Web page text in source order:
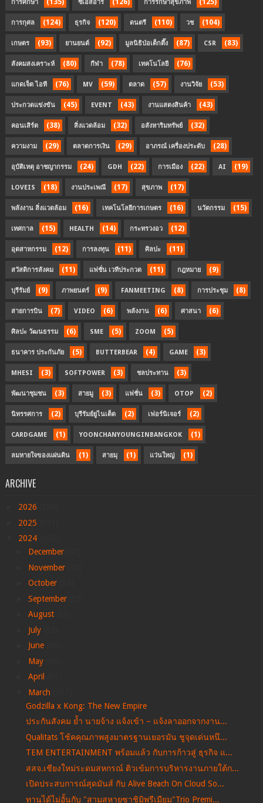
การศึกษา (135) ซีเอสอาร์ (126) การรักษาสุขภาพ (125)
การกุศล (124) ธุรกิจ (120) ดนตรี (110) วช (104)
เกษตร (93) ยานยนต์ (92) มูลนิธิป่อเต็กตึ๊ง (87) CSR (83)
สังคมสงเคราะห์ (80) กีฬา (78) เทคโนโลยี (76)
แกดเจ็ต ไอที (76) MV (59) ตลาด (57) งานวิจัย (53)
ประกวดแข่งขัน (45) EVENT (43) งานแสดงสินค้า (43)
คอนเสิร์ต (38) สิ่งแวดล้อม (32) อสังหาริมทรัพย์ (32)
ความงาม (29) ตลาดการเงิน (29) อาภรณ์ เครื่องประดับ (28)
อุบัติเหตุ อาชญากรรม (24) GDH (22) การเมือง (22) AI (19)
LOVEIS (18) งานประเพณี (17) สุขภาพ (17)
พลังงาน สิ่งแวดล้อม (16) เทคโนโลยีการเกษตร (16) นวัตกรรม (15)
เทศกาล (15) HEALTH (14) กระทรวงอว (12)
อุตสาหกรรม (12) การลงทุน (11) ศิลปะ (11)
สวัสดิการสังคม (11) แฟชั่น เวทีประกวด (11) กฎหมาย (9)
บุรีรัมย์ (9) ภาพยนตร์ (9) FANMEETING (8) การประชุม (8)
สายการบิน (7) VIDEO (6) พลังงาน (6) ศาสนา (6)
ศิลปะ วัฒนธรรม (6) SME (5) ZOOM (5)
ธนาคาร ประกันภัย (5) BUTTERBEAR (4) GAME (3)
MHESI (3) SOFTPOWER (3) ชลประทาน (3)
พัฒนาชุมชน (3) สายมู (3) แฟชั่น (3) OTOP (2)
นิทรรศการ (2) บุรีรัมย์ยูไนเต็ด (2) เฟอร์นิเจอร์ (2)
CARDGAME (1) YOONCHANYOUNGINBANGKOK (1)
ลมหายใจของแผ่นดิน (1) สายมุ (1) แว่นใหญ่ (1)
ARCHIVE
2026
2025
2024
December
November
October
September
August
July
June
May
April
March
Godzilla x Kong: The New Empire
ประกันสังคม ย้ำ นายจ้าง แจ้งเข้า – แจ้งลาออกจากงาน...
Qualitats โช้คคุณภาพสูงมาตรฐานเยอรมัน ชูจุดเด่นหนึ...
TEM ENTERTAINMENT พร้อมแล้ว กับการก้าวสู่ ธุรกิจ แ...
สสจ.เชียงใหม่ระดมสหกรณ์ ติวเข้มการบริหารงานภายใต้ก...
เปิดประสบการณ์สุดมันส์ กับ Alive Beach On Cloud So...
ทานได้ไม่อั้นกับ "สามสหายซาชิมิพรีเมียม"Trio Premi...